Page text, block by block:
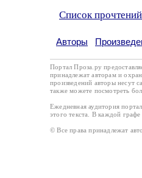
Список
Авторы
Портал Проза.ру
принадлежат авторам и
произведений авторы несут
также можете посмотреть
Ежедневная аудитория
этого текста. В каждой
© Все права принадлежат